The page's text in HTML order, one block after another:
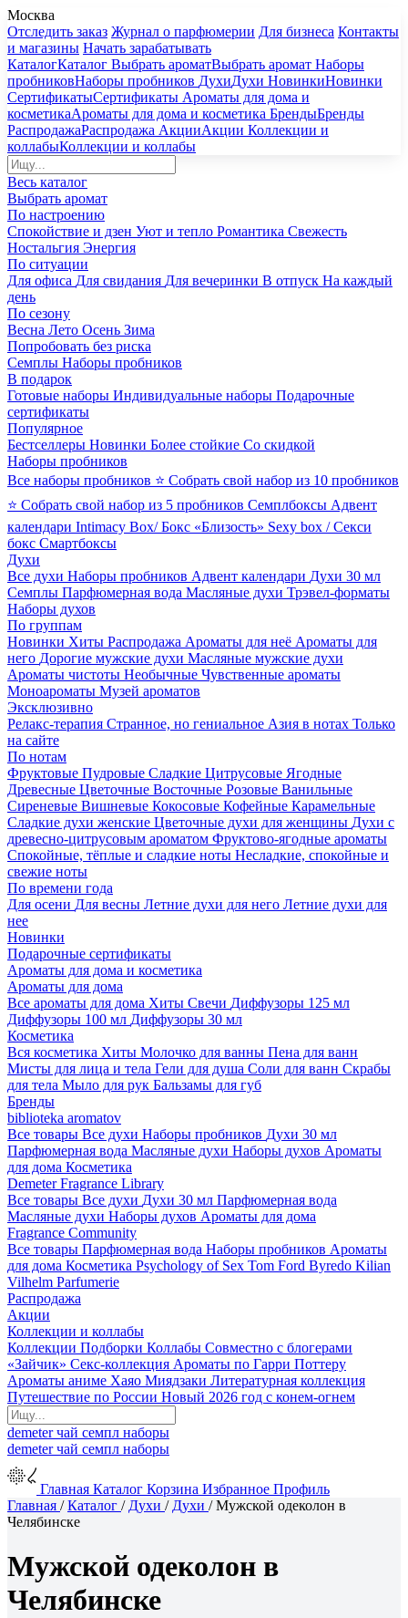
Москва
Отследить заказ Журнал о парфюмерии Для бизнеса Контакты
и магазины Начать зарабатывать
КаталогКаталог Выбрать ароматВыбрать аромат Наборы
пробниковНаборы пробников ДухиДухи НовинкиНовинки
СертификатыСертификаты Ароматы для дома и
косметикаАроматы для дома и косметика БрендыБренды
РаспродажаРаспродажа АкцииАкции Коллекции и
коллабыКоллекции и коллабы
Весь каталог
Выбрать аромат
По настроению
Спокойствие и дзен Уют и тепло Романтика Свежесть
Ностальгия Энергия
По ситуации
Для офиса Для свидания Для вечеринки В отпуск На каждый
день
По сезону
Весна Лето Осень Зима
Попробовать без риска
Семплы Наборы пробников
В подарок
Готовые наборы Индивидуальные наборы Подарочные
сертификаты
Популярное
Бестселлеры Новинки Более стойкие Со скидкой
Наборы пробников
Все наборы пробников ⭐ Собрать свой набор из 10 пробников
⭐ Собрать свой набор из 5 пробников Семплбоксы Адвент
календари Intimacy Box/ Бокс «Близость» Sexy box / Секси
бокс Смартбоксы
Духи
Все духи Наборы пробников Адвент календари Духи 30 мл
Семплы Парфюмерная вода Масляные духи Трэвел-форматы
Наборы духов
По группам
Новинки Хиты Распродажа Ароматы для неё Ароматы для
него Дорогие мужские духи Масляные мужские духи
Ароматы чистоты Необычные Чувственные ароматы
Моноароматы Музей ароматов
Эксклюзивно
Релакс-терапия Странное, но гениальное Азия в нотах Только
на сайте
По нотам
Фруктовые Пудровые Сладкие Цитрусовые Ягодные
Древесные Цветочные Восточные Розовые Ванильные
Сиреневые Вишневые Кокосовые Кофейные Карамельные
Сладкие духи женские Цветочные духи для женщины Духи с
древесно-цитрусовым ароматом Фруктово-ягодные ароматы
Спокойные, тёплые и сладкие ноты Несладкие, спокойные и
свежие ноты
По времени года
Для осени Для весны Летние духи для него Летние духи для
нее
Новинки
Подарочные сертификаты
Ароматы для дома и косметика
Ароматы для дома
Все ароматы для дома Хиты Свечи Диффузоры 125 мл
Диффузоры 100 мл Диффузоры 30 мл
Косметика
Вся косметика Хиты Молочко для ванны Пена для ванн
Мисты для лица и тела Гели для душа Соли для ванн Скрабы
для тела Мыло для рук Бальзамы для губ
Бренды
biblioteka aromatov
Все товары Все духи Наборы пробников Духи 30 мл
Парфюмерная вода Масляные духи Наборы духов Ароматы
для дома Косметика
Demeter Fragrance Library
Все товары Все духи Духи 30 мл Парфюмерная вода
Масляные духи Наборы духов Ароматы для дома
Fragrance Community
Все товары Парфюмерная вода Наборы пробников Ароматы
для дома Косметика Psychology of Sex Tom Ford Byredo Kilian
Vilhelm Parfumerie
Распродажа
Акции
Коллекции и коллабы
Коллекции Подборки Коллабы Совместно с блогерами
«Зайчик» Секс-коллекция Ароматы по Гарри Поттеру
Ароматы аниме Хаяо Миядзаки Литературная коллекция
Путешествие по России Новый 2026 год с конем-огнем
demeterчай семпл наборы
demeterчай семпл наборы
Главная Каталог Корзина Избранное Профиль
Главная /Каталог / Духи / Духи /Мужской одеколон в
Челябинске
Мужской одеколон в
Челябинске